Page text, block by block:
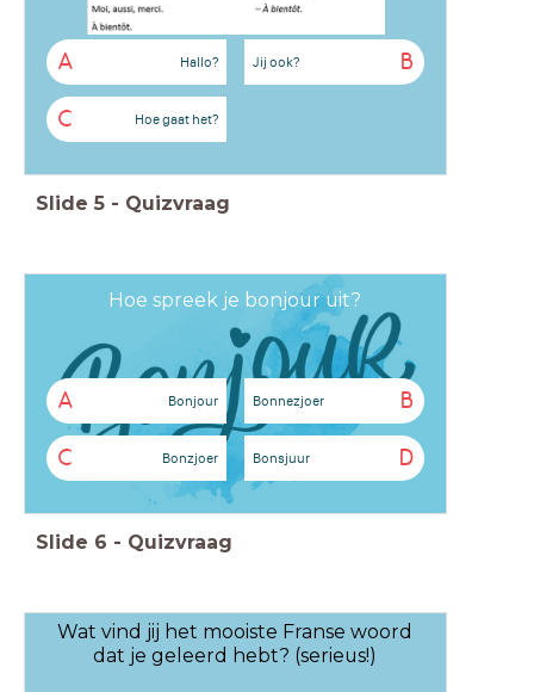
A Hallo? B
Jij ook?
C Hoe gaat het?
Slide 5 - Quizvraag
Hoe spreek je bonjour uit?
A Bonjour B
Bonnezjoer
C Bonzjoer D
Bonsjuur
Slide 6 - Quizvraag
Wat vind jij het mooiste Franse woord
dat je geleerd hebt? (serieus!)